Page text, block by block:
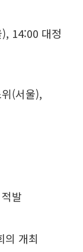
14:00 대정
(서울),
발
개최